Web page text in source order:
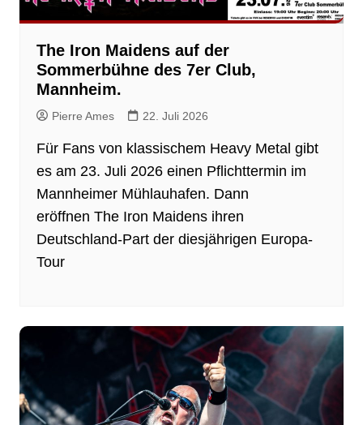
The Iron Maidens auf der
Sommerbühne des 7er Club,
Mannheim.
Pierre Ames 22. Juli 2026
Für Fans von klassischem Heavy Metal gibt
es am 23. Juli 2026 einen Pflichttermin im
Mannheimer Mühlauhafen. Dann
eröffnen The Iron Maidens ihren
Deutschland-Part der diesjährigen Europa-
Tour